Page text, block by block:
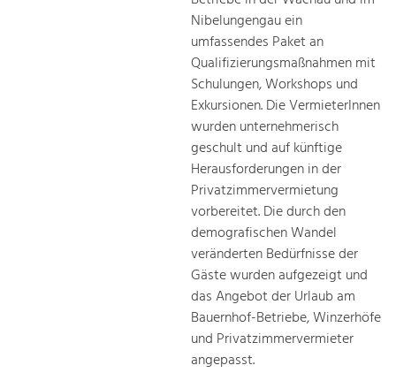
Nibelungengau ein
umfassendes Paket an
Qualifizierungsmaßnahmen mit
Schulungen, Workshops und
Exkursionen. Die VermieterInnen
wurden unternehmerisch
geschult und auf künftige
Herausforderungen in der
Privatzimmervermietung
vorbereitet. Die durch den
demografischen Wandel
veränderten Bedürfnisse der
Gäste wurden aufgezeigt und
das Angebot der Urlaub am
Bauernhof-Betriebe, Winzerhöfe
und Privatzimmervermieter
angepasst.